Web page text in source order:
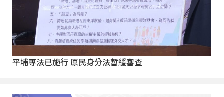
平埔專法已施行 原民身分法暫緩審查